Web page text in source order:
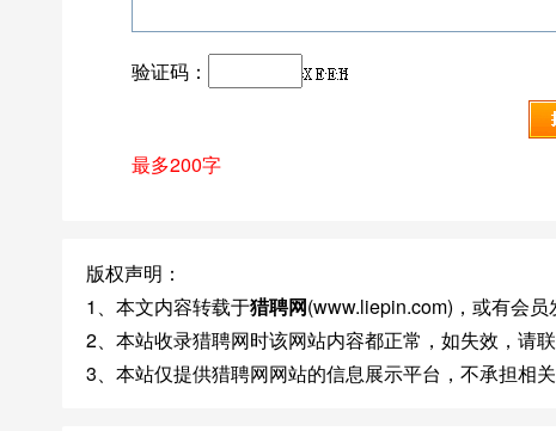
验证码：
最多200字
版权声明：
1、本文内容转载于猎聘网(www.liepin.com)，或有会员
2、本站收录猎聘网时该网站内容都正常，如失效，请联
3、本站仅提供猎聘网网站的信息展示平台，不承担相关